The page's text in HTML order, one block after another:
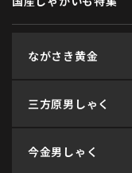
ながさき黄金
三方原男しゃく
今金男しゃく